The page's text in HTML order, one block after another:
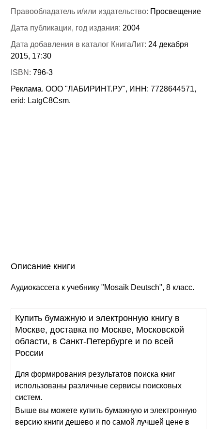
Правообладатель и/или издательство: Просвещение
Дата публикации, год издания: 2004
Дата добавления в каталог КнигаЛит: 24 декабря
2015, 17:30
ISBN:796-3
Реклама. ООО "ЛАБИРИНТ.РУ", ИНН: 7728644571,
erid: LatgC8Csm.
Описание книги
Аудиокассета к учебнику "Mosaik Deutsch", 8 класс.
Купить бумажную и электронную книгу в
Москве, доставка по Москве, Московской
области, в Санкт-Петербурге и по всей
России
Для формирования результатов поиска книг
использованы различные сервисы поисковых
систем.
Выше вы можете купить бумажную и электронную
версию книги дешево и по самой лучшей цене в